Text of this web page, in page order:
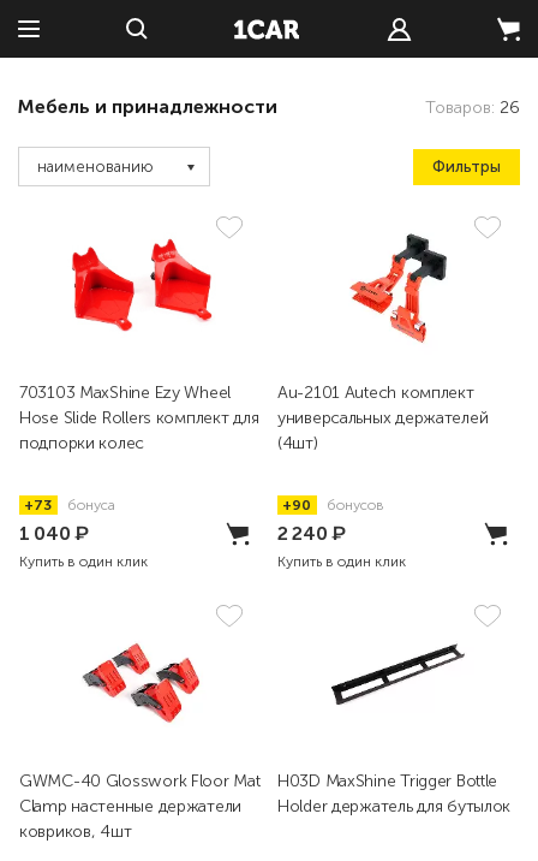
Мебель и принадлежности Товаров: 26
наименованию Фильтры
703103 MaxShine Ezy Wheel
Hose Slide Rollers комплект для
подпорки колес
+73 бонуса
1 040₽
Купить в один клик
Au-2101 Autech комплект
универсальных держателей
(4шт)
+90 бонусов
2 240₽
Купить в один клик
GWMC-40 Glosswork Floor Mat
Clamp настенные держатели
ковриков, 4шт
H03D MaxShine Trigger Bottle
Holder держатель для бутылок